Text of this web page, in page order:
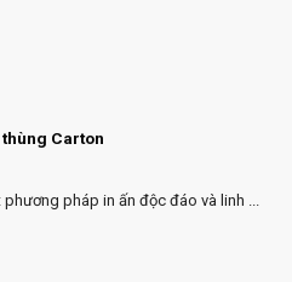
Carton
pháp in ấn độc đáo và linh ...